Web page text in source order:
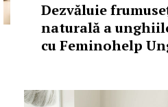
Dezvăluie
naturală a
cu Feminohelp